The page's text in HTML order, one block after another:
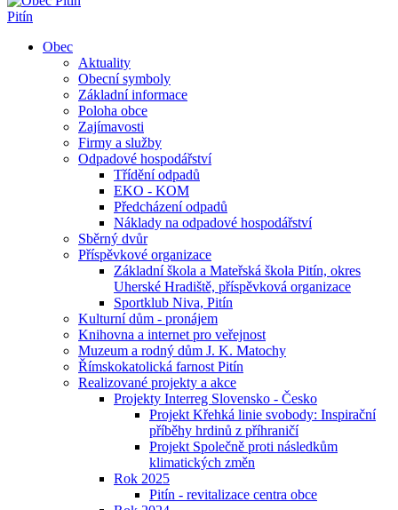
Pitín
Obec
Aktuality
Obecní symboly
Základní informace
Poloha obce
Zajímavosti
Firmy a služby
Odpadové hospodářství
Třídění odpadů
EKO - KOM
Předcházení odpadů
Náklady na odpadové hospodářství
Sběrný dvůr
Příspěvkové organizace
Základní škola a Mateřská škola Pitín, okres
Uherské Hradiště, příspěvková organizace
Sportklub Niva, Pitín
Kulturní dům - pronájem
Knihovna a internet pro veřejnost
Muzeum a rodný dům J. K. Matochy
Římskokatolická farnost Pitín
Realizované projekty a akce
Projekty Interreg Slovensko - Česko
Projekt Křehká linie svobody: Inspirační
příběhy hrdinů z příhraničí
Projekt Společně proti následkům
klimatických změn
Rok 2025
Pitín - revitalizace centra obce